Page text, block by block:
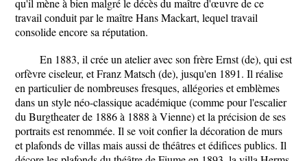
qu'il mène à bien malgré le décès du maître d'œuvre de ce
travail conduit par le maître Hans Mackart, lequel travail
consolide encore sa réputation.
En 1883, il crée un atelier avec son frère Ernst (de), qui est
orfèvre ciseleur, et Franz Matsch (de), jusqu'en 1891. Il réalise
en particulier de nombreuses fresques, allégories et emblèmes
dans un style néo-classique académique (comme pour l'escalier
du Burgtheater de 1886 à 1888 à Vienne) et la précision de ses
portraits est renommée. Il se voit confier la décoration de murs
et plafonds de villas mais aussi de théâtres et édifices publics. Il